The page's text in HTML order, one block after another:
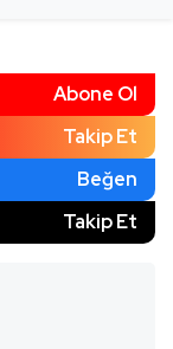
Abone Ol
Takip Et
Beğen
Takip Et